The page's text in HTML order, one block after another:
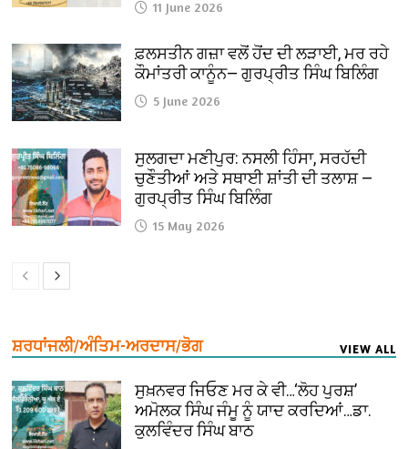
11 June 2026
ਫ਼ਲਸਤੀਨ ਗਜ਼ਾ ਵਲੋਂ ਹੋਂਦ ਦੀ ਲੜਾਈ, ਮਰ ਰਹੇ
ਕੌਮਾਂਤਰੀ ਕਾਨੂੰਨ— ਗੁਰਪ੍ਰੀਤ ਸਿੰਘ ਬਿਲਿੰਗ
5 June 2026
ਸੁਲਗਦਾ ਮਣੀਪੁਰ: ਨਸਲੀ ਹਿੰਸਾ, ਸਰਹੱਦੀ
ਚੁਣੌਤੀਆਂ ਅਤੇ ਸਥਾਈ ਸ਼ਾਂਤੀ ਦੀ ਤਲਾਸ਼ —
ਗੁਰਪ੍ਰੀਤ ਸਿੰਘ ਬਿਲਿੰਗ
15 May 2026
ਸ਼ਰਧਾਂਜਲੀ/ਅੰਤਿਮ-ਅਰਦਾਸ/ਭੋਗ VIEW ALL
ਸੁਖ਼ਨਵਰ ਜਿਓਣ ਮਰ ਕੇ ਵੀ…‘ਲੋਹ ਪੁਰਸ਼’
ਅਮੋਲਕ ਸਿੰਘ ਜੰਮੂ ਨੂੰ ਯਾਦ ਕਰਦਿਆਂ…ਡਾ.
ਕੁਲਵਿੰਦਰ ਸਿੰਘ ਬਾਠ